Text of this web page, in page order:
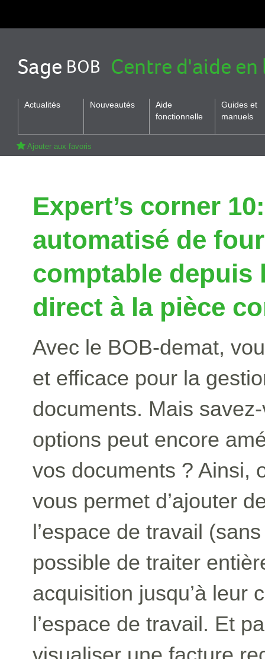
Sage BOB Centre d'aide en
Actualités Nouveautés
Aide
fonctionnelle
Guides et
manuels
Ajouter aux favoris